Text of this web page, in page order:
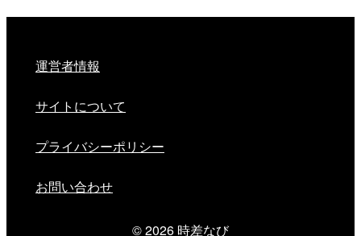
運営者情報
サイトについて
プライバシーポリシー
お問い合わせ
© 2026 時差なび